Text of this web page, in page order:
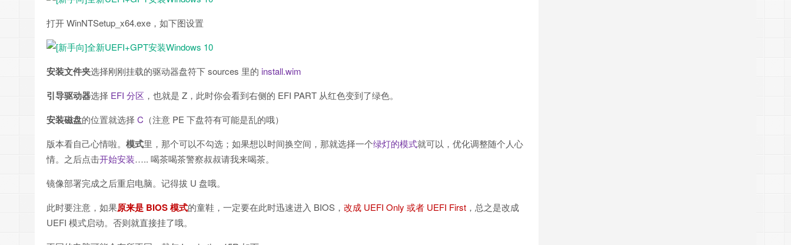
打开 WinNTSetup_x64.exe，如下图设置
安装文件夹选择刚刚挂载的驱动器盘符下 sources 里的 install.wim
引导驱动器选择 EFI 分区 ，也就是 Z，此时你会看到右侧的 EFI PART 从红色变到了绿色。
安装磁盘的位置就选择 C （注意 PE 下盘符有可能是乱的哦）
版本看自己心情啦。 模式里，那个可以不勾选；如果想以时间换空间，那就选择一个绿灯的模式就可以，优化调整随个人心
情。之后点击开始安装….. 喝茶喝茶警察叔叔请我来喝茶。
镜像部署完成之后重启电脑。记得拔 U 盘哦。
此时要注意，如果原来是 BIOS 模式的童鞋，一定要在此时迅速进入 BIOS， 改成 UEFI Only 或者 UEFI First ，总之是改成
UEFI 模式启动。否则就直接挂了哦。